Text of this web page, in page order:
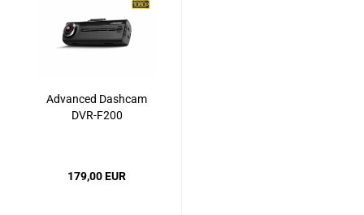
Advanced Dashcam
DVR-F200
179,00 EUR